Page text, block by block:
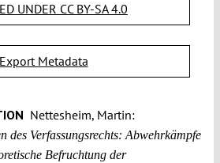
UNDER CC BY-SA 4.0
Export Metadata
Nettesheim, Martin:
des Verfassungsrechts: Abwehrkämpfe
Befruchtung der